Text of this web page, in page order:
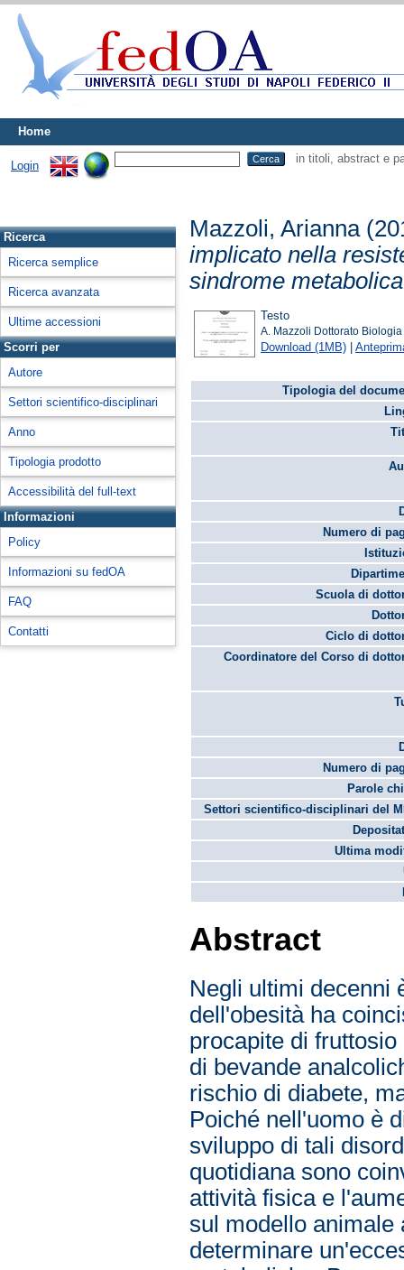
Home
Login
in titoli, abstract e
Ricerca
Ricerca semplice
Ricerca avanzata
Ultime accessioni
Scorri per
Autore
Settori scientifico-disciplinari
Anno
Tipologia prodotto
Accessibilità del full-text
Informazioni
Policy
Informazioni su fedOA
FAQ
Contatti
Mazzoli, Arianna
implicato nella
sindrome
Testo
A. Mazzoli Dottorato
Download (1MB) |
Tipologia del
Numero di
Scuola di
Ciclo di
Coordinatore del Corso di
Numero di
Parole
Settori scientifico-disciplinari del
Ultima
Abstract
Negli ultimi decenni
dell'obesità ha
procapite di
di bevande
rischio di diabete,
Poiché nell'uomo è
sviluppo di tali
quotidiana sono
attività fisica e
sul modello animale
determinare